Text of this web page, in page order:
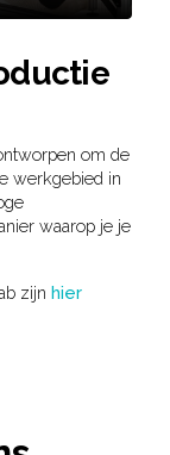
om de
werkgebied in
waarop je je
zijn hier